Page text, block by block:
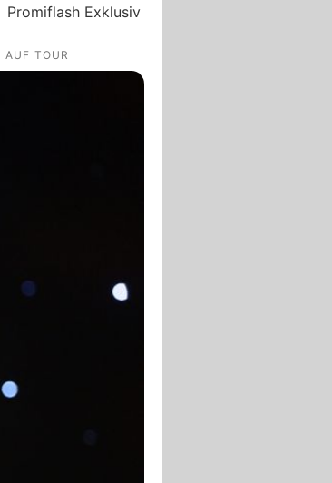
Promiflash Exklusiv
AUF TOUR